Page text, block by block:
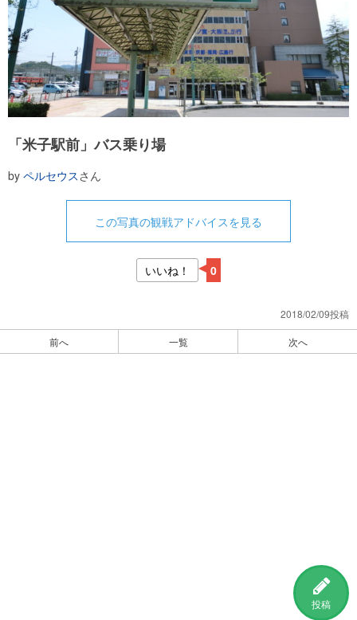
投稿
「米子駅前」バス乗り場
by ペルセウス さん
この写真の観戦アドバイスを見る
いいね！ 0
2018/02/09投稿
前へ 一覧 次へ